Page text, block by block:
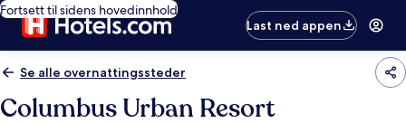
Fortsett til sidens hovedinnhold
Last ned appen
Se alle overnattingssteder
Columbus Urban Resort